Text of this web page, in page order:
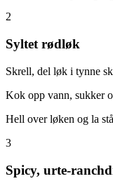
2
Syltet rødløk
Skrell, del løk i tynne
Kok opp vann, sukker
Hell over løken og la
3
Spicy, urte-